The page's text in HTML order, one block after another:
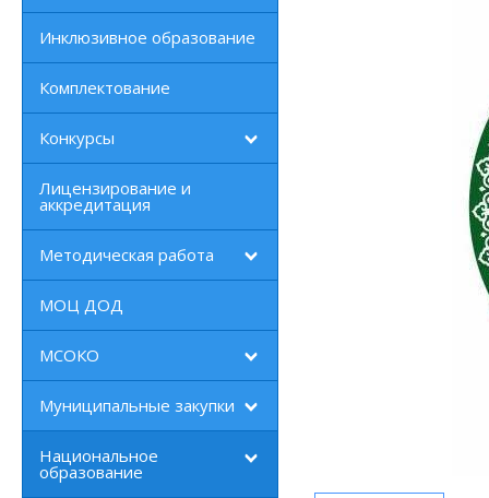
Инклюзивное образование
Комплектование
Конкурсы
Лицензирование и
аккредитация
Методическая работа
МОЦ ДОД
МСОКО
Муниципальные закупки
Национальное
образование